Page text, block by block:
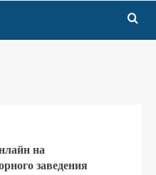
на
заведения